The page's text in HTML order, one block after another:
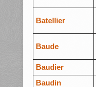
Batellier
Baude
Baudier
Baudin